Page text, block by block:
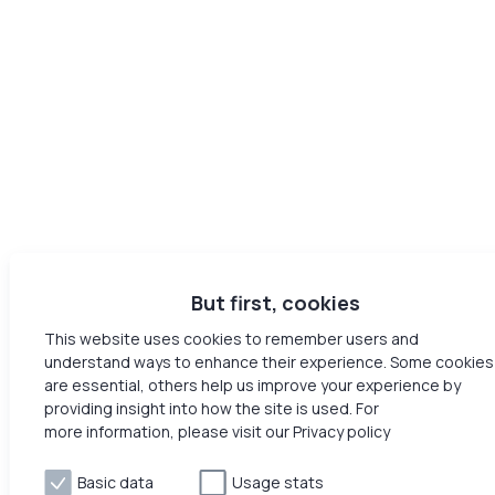
But first, cookies
This website uses cookies to remember users and
understand ways to enhance their experience. Some cookies
are essential, others help us improve your experience by
providing insight into how the site is used. For
more information, please visit our Privacy policy
Basic data Usage stats